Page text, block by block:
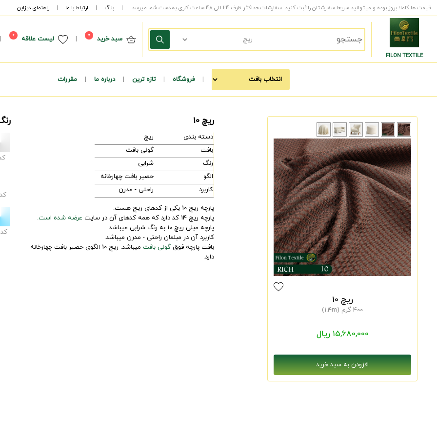
قیمت ها کاملا بروز بوده و میتوانید سریعا سفارشتان را ثبت کنید. سفارشات حداکثر ظرف 24 الی 48 ساعت کاری به دست شما میرسد. | بلاگ | ارتباط با ما | راهنمای دیزاین
FILON TEXTILE
سبد خرید 0
| لیست علاقه 0
|
| فروشگاه | تازه ترین | درباره ما | مقررات
ریچ 10
400 گرم (1.4m)
15,680,000 ریال
ریچ 10
دسته بندی
ریچ
بافت
گونی بافت
رنگ
شرابی
الگو
حصیر بافت چهارخانه
کاربرد
راحتی - مدرن
پارچه ریچ 10 یکی از کدهای ریچ هست.
پارچه ریچ 14 کد دارد که همه کدهای آن در سایت
عرضه شده است.
پارچه مبلی ریچ 10 به رنگ شرابی میباشد.
کاربرد آن در مبلمان راحتی - مدرن میباشد.
بافت پارچه فوقگونی بافت
میباشد. ریچ 10 الگوی حصیر بافت چهارخانه
دارد.
کد
کد